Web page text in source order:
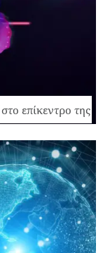
επίκεντρο της